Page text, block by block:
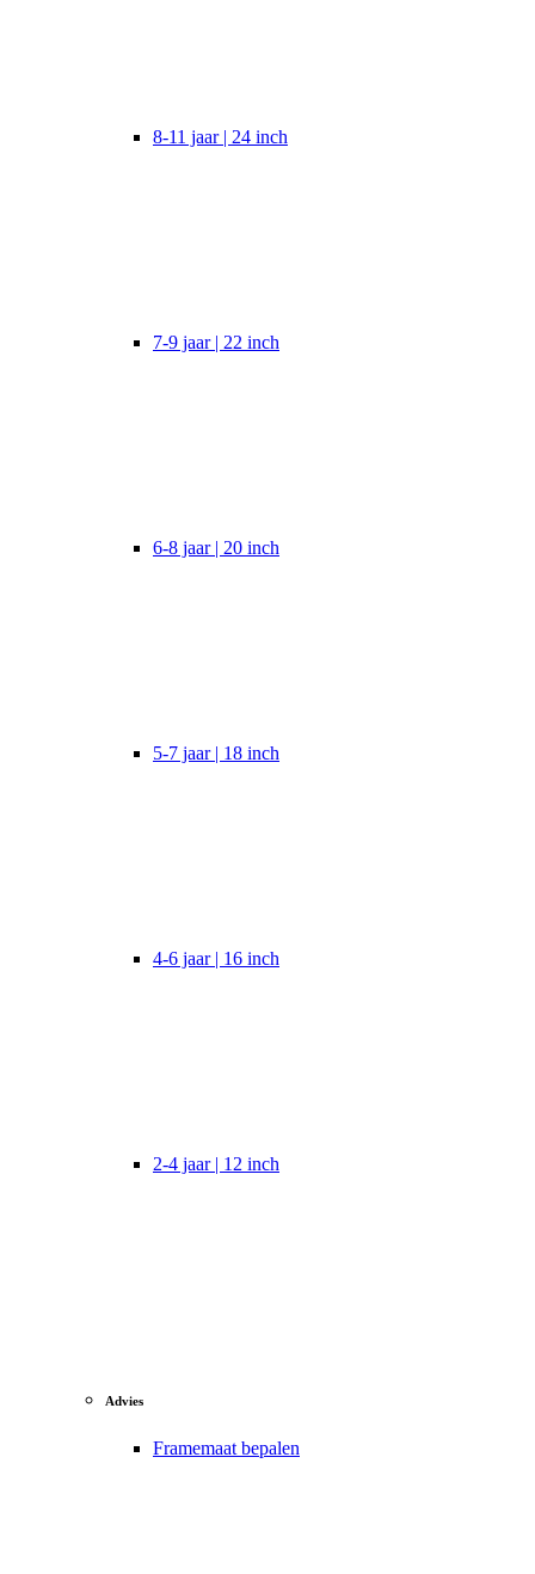
8-11 jaar | 24 inch
7-9 jaar | 22 inch
6-8 jaar | 20 inch
5-7 jaar | 18 inch
4-6 jaar | 16 inch
2-4 jaar | 12 inch
Advies
Framemaat bepalen